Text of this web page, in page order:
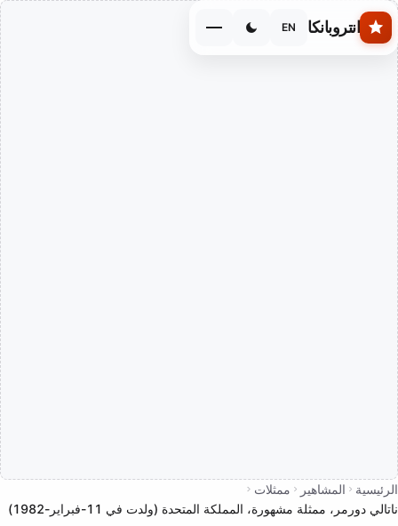
Skip to main content
انتروبانكا EN
الرئيسية المشاهير
ممثلات
ناتالي دورمر، ممثلة مشهورة، المملكة المتحدة (ولدت في 11-فبراير-1982)